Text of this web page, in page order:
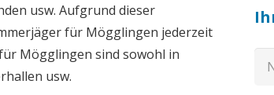
usw. Aufgrund dieser
für Mögglingen jederzeit
Mögglingen sind sowohl in
usw.